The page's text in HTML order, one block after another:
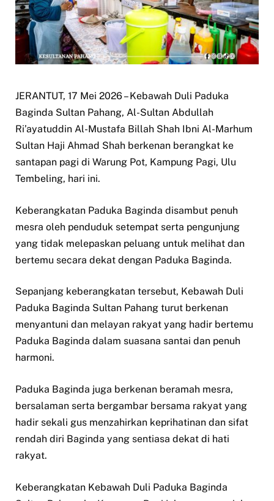
JERANTUT, 17 Mei 2026 – Kebawah Duli Paduka
Baginda Sultan Pahang, Al-Sultan Abdullah
Ri’ayatuddin Al-Mustafa Billah Shah Ibni Al-Marhum
Sultan Haji Ahmad Shah berkenan berangkat ke
santapan pagi di Warung Pot, Kampung Pagi, Ulu
Tembeling, hari ini.
Keberangkatan Paduka Baginda disambut penuh
mesra oleh penduduk setempat serta pengunjung
yang tidak melepaskan peluang untuk melihat dan
bertemu secara dekat dengan Paduka Baginda.
Sepanjang keberangkatan tersebut, Kebawah Duli
Paduka Baginda Sultan Pahang turut berkenan
menyantuni dan melayan rakyat yang hadir bertemu
Paduka Baginda dalam suasana santai dan penuh
harmoni.
Paduka Baginda juga berkenan beramah mesra,
bersalaman serta bergambar bersama rakyat yang
hadir sekali gus menzahirkan keprihatinan dan sifat
rendah diri Baginda yang sentiasa dekat di hati
rakyat.
Keberangkatan Kebawah Duli Paduka Baginda